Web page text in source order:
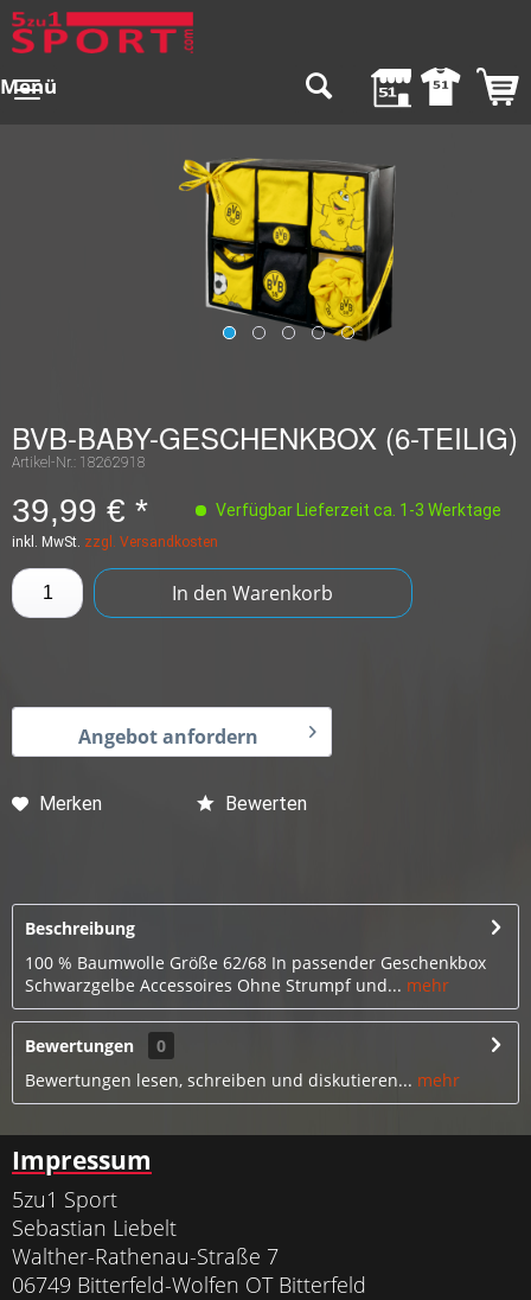
Menü
BVB-BABY-GESCHENKBOX (6-TEILIG)
Artikel-Nr.: 18262918
39,99 € * Verfügbar Lieferzeit ca. 1-3 Werktage
inkl. MwSt. zzgl. Versandkosten
In den Warenkorb
Angebot anfordern
Merken Bewerten
Beschreibung
100 % Baumwolle Größe 62/68 In passender Geschenkbox
Schwarzgelbe Accessoires Ohne Strumpf und... mehr
Bewertungen
0
Bewertungen lesen, schreiben und diskutieren... mehr
Impressum
5zu1 Sport
Sebastian Liebelt
Walther-Rathenau-Straße 7
06749 Bitterfeld-Wolfen OT Bitterfeld